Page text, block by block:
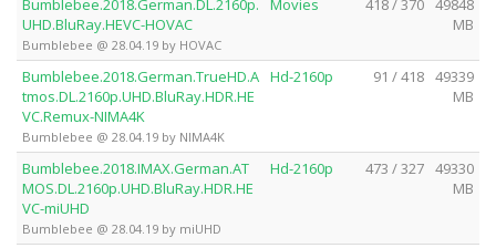
Bumblebee.2018.German.DL.2160p.
UHD.BluRay.HEVC-HOVAC
Bumblebee @ 28.04.19 by HOVAC
Movies 418 / 370 49848
MB
Bumblebee.2018.German.TrueHD.A
tmos.DL.2160p.UHD.BluRay.HDR.HE
VC.Remux-NIMA4K
Bumblebee @ 28.04.19 by NIMA4K
Hd-2160p 91 / 418 49339
MB
Bumblebee.2018.IMAX.German.AT
MOS.DL.2160p.UHD.BluRay.HDR.HE
VC-miUHD
Bumblebee @ 28.04.19 by miUHD
Hd-2160p 473 / 327 49330
MB